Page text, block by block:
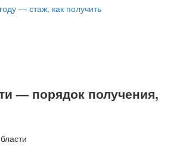
— стаж, как получить
— порядок получения,